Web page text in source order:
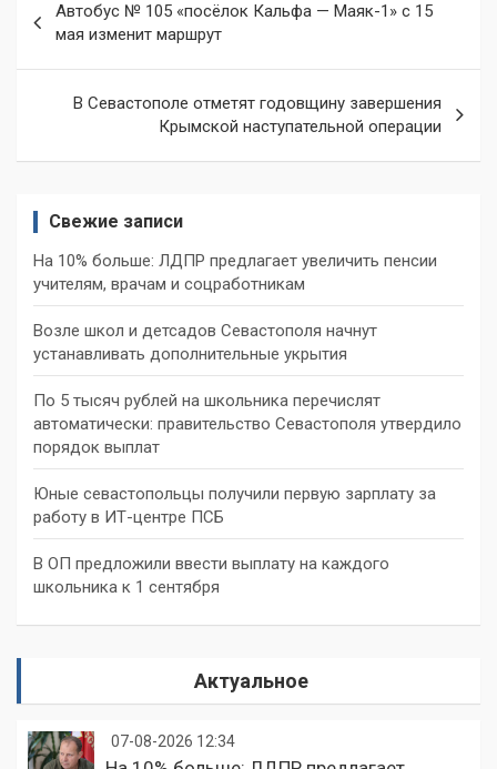
по
записям
Автобус № 105 «посёлок Кальфа — Маяк-1» с 15
мая изменит маршрут
В Севастополе отметят годовщину завершения
Крымской наступательной операции
Свежие записи
На 10% больше: ЛДПР предлагает увеличить пенсии
учителям, врачам и соцработникам
Возле школ и детсадов Севастополя начнут
устанавливать дополнительные укрытия
По 5 тысяч рублей на школьника перечислят
автоматически: правительство Севастополя утвердило
порядок выплат
Юные севастопольцы получили первую зарплату за
работу в ИТ-центре ПСБ
В ОП предложили ввести выплату на каждого
школьника к 1 сентября
Актуальное
07-08-2026 12:34